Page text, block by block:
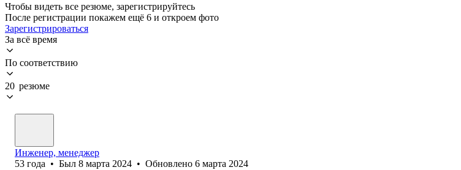
Чтобы видеть все резюме, зарегистрируйтесь
После регистрации покажем ещё 6 и откроем фото
Зарегистрироваться
За всё время
По соответствию
20 резюме
Инженер, менеджер
53 года • Был 8 марта 2024 • Обновлено 6 марта 2024